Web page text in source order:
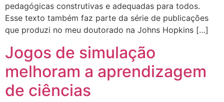
pedagógicas construtivas e adequadas para todos.
Esse texto também faz parte da série de publicações
que produzi no meu doutorado na Johns Hopkins […]
Jogos de simulação
melhoram a aprendizagem
de ciências